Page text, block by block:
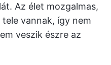
Az élet mozgalmas,
vannak, így nem
veszik észre az